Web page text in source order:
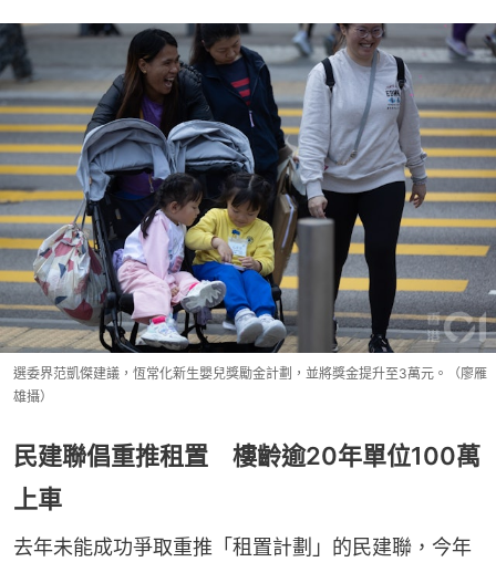
選委界范凱傑建議，恆常化新生嬰兒獎勵金計劃，並將獎金提升至3萬元。（廖雁
雄攝）
民建聯倡重推租置 樓齡逾20年單位100萬
上車
去年未能成功爭取重推「租置計劃」的民建聯，今年